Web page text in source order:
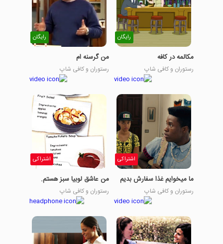
رایگان
مکالمه در کافه
رستوران و کافی شاپ
رایگان
من گرسنه ام
رستوران و کافی شاپ
اشتراکی
ما میخوایم غذا سفارش بدیم
رستوران و کافی شاپ
اشتراکی
من عاشق لوبیا سبز هستم.
رستوران و کافی شاپ